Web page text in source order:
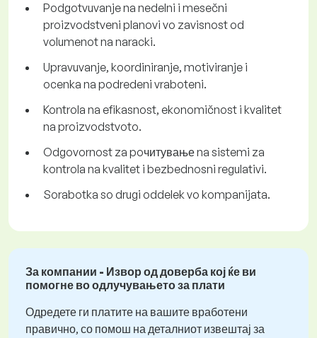
Podgotvuvanje na nedelni i mesečni
proizvodstveni planovi vo zavisnost od
volumenot na naracki.
Upravuvanje, koordiniranje, motiviranje i
ocenka na podredeni vraboteni.
Kontrola na efikasnost, ekonomičnost i kvalitet
na proizvodstvoto.
Odgovornost za poчитување na sistemi za
kontrola na kvalitet i bezbednosni regulativi.
Sorabotka so drugi oddelek vo kompanijata.
За компании - Извор од доверба кој ќе ви
помогне во одлучувањето за плати
Одредете ги платите на вашите вработени
правично, со помош на деталниот извештај за